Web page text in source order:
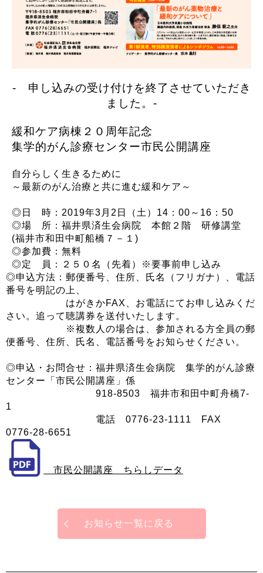
- 申し込みの受け付けを終了 させていただき
ました。-
緩和ケア病棟２０周年記念
集学的がん診療センター市民公開講座
自分らしく生きるために
～最新のがん治療と共に進む緩和ケア～
◎日 時：2019年3月2日（土）14：00～16：50
◎場 所：福井県済生会病院 本館２階 研修講堂
(福井市和田中町船橋７－１)
◎参加費：無料
◎定 員：２５０名（先着）※要事前申し込み
◎申込方法：郵便番号、住所、氏名（フリガナ）、電話
番号を明記の上、
はがきかFAX、お電話にてお申し込みくだ
さい。追って聴講券を送付いたします。
※複数人の場合は、参加される方全員の郵
便番号、住所、氏名、電話番号をお知らせください。
◎申込・お問合せ：福井県済生会病院 集学的がん診療
センター「市民公開講座」係
918-8503 福井市和田中町舟橋7-
1
電話 0776-23-1111 FAX
0776-28-6651
市民公開講座 ちらしデータ
お知らせ一覧に戻る